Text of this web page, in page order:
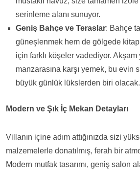
serinleme alanı sunuyor.
Geniş Bahçe ve Teraslar: Bahçe
güneşlenmek hem de gölgede
için farklı köşeler vadediyor.
manzarasına karşı yemek, bu evin
büyük günlük lükslerden biri olacak.
Modern ve Şık İç Mekan Detayları
Villanın içine adım attığınızda sizi
malzemelerle donatılmış, ferah bir
Modern mutfak tasarımı, geniş salon